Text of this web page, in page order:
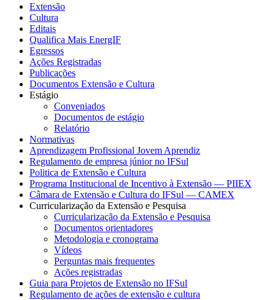
Extensão
Cultura
Editais
Qualifica Mais EnergIF
Egressos
Ações Registradas
Publicações
Documentos Extensão e Cultura
Estágio
Conveniados
Documentos de estágio
Relatório
Normativas
Aprendizagem Profissional Jovem Aprendiz
Regulamento de empresa júnior no IFSul
Politica de Extensão e Cultura
Programa Institucional de Incentivo à Extensão — PIIEX
Câmara de Extensão e Cultura do IFSul — CAMEX
Curricularização da Extensão e Pesquisa
Curricularização da Extensão e Pesquisa
Documentos orientadores
Metodologia e cronograma
Vídeos
Perguntas mais frequentes
Ações registradas
Guia para Projetos de Extensão no IFSul
Regulamento de ações de extensão e cultura